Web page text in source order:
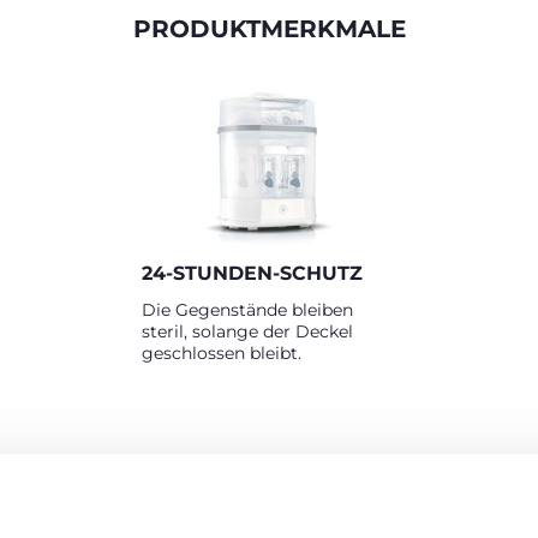
PRODUKTMERKMALE
24-STUNDEN-SCHUTZ
Die Gegenstände bleiben
steril, solange der Deckel
geschlossen bleibt.